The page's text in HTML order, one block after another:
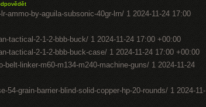
ammo-by-aguila-subsonic-40gr-lrn/ 1 2024-11-24 17:00
tactical-2-1-2-bbb-buck/ 1 2024-11-24 17:00 +00:00
tactical-2-1-2-bbb-buck-case/ 1 2024-11-24 17:00 +00:00
linker-m60-m134-m240-machine-guns/ 1 2024-11-24
grain-barrier-blind-solid-copper-hp-20-rounds/ 1 2024-11-